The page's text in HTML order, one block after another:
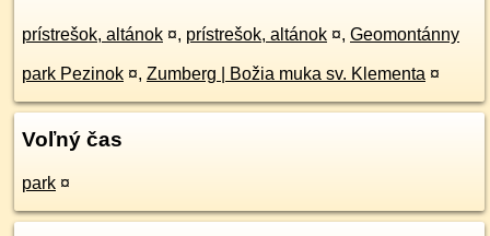
prístrešok, altánok ¤, prístrešok, altánok ¤, Geomontánny
park Pezinok ¤, Zumberg | Božia muka sv. Klementa ¤
Voľný čas
park ¤